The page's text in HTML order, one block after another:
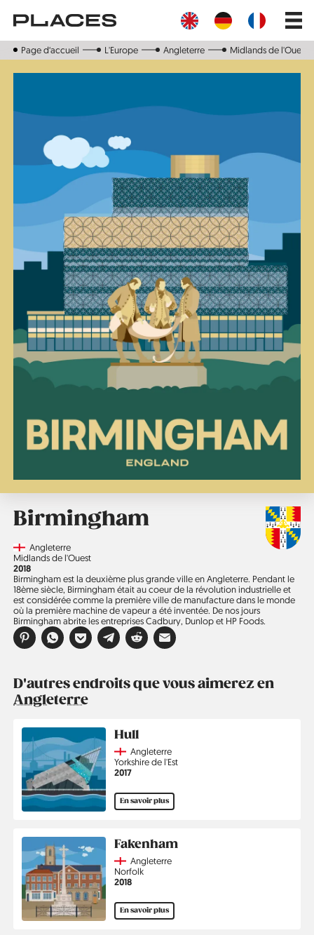
contenu
Main
Page d‘accueil L'Europe Angleterre Midlands de l'Ouest
Birmingham
CountryAngleterre
Région
Midlands de l'Ouest
Année
2018
Birmingham est la deuxième plus grande ville en Angleterre. Pendant le
18ème siècle, Birmingham était au coeur de la révolution industrielle et
est considérée comme la première ville de manufacture dans le monde
où la première machine de vapeur a été inventée. De nos jours
Birmingham abrite les entreprises Cadbury, Dunlop et HP Foods.
D'autres endroits que vous aimerez en
Angleterre
Hull
CountryAngleterre
Région
Yorkshire de l'Est
Année
2017
En savoir plus
Fakenham
CountryAngleterre
Région
Norfolk
Année
2018
En savoir plus